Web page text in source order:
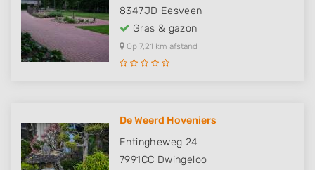
8347JD Eesveen
Gras & gazon
Op 7,21 km afstand
De Weerd Hoveniers
Entingheweg 24
7991CC Dwingeloo